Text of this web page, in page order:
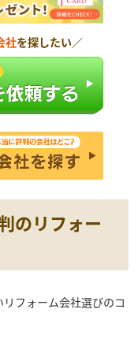
社を探したい／
のリフォー
フォーム会社選びのコ